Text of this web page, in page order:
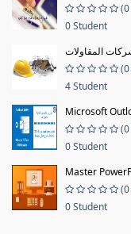
0 Student
4 Student
Microsoft
0 Student
Master
0 Student